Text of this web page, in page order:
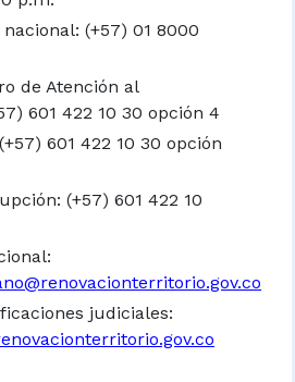
(+57) 01 8000
de Atención al
601 422 10 30 opción 4
601 422 10 30 opción
(+57) 601 422 10
judiciales: